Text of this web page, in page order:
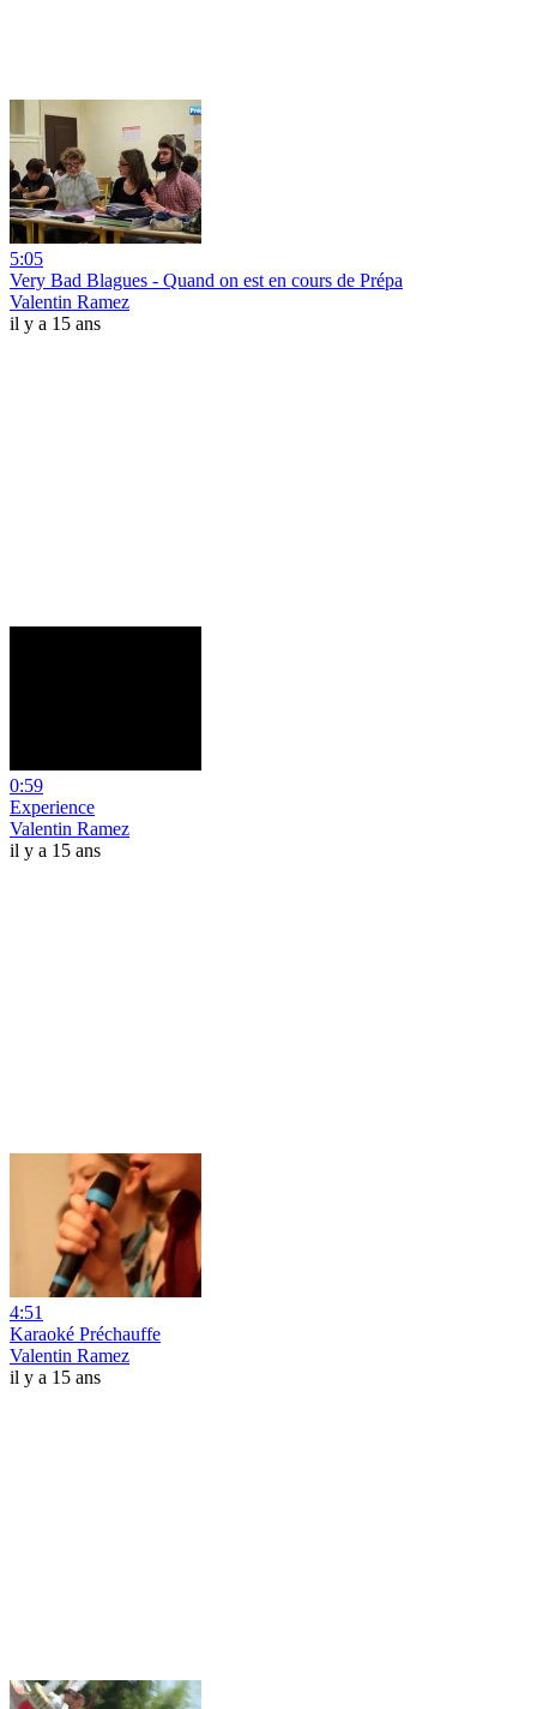
5:05
Very Bad Blagues - Quand on est en cours de Prépa
Valentin Ramez
il y a 15 ans
0:59
Experience
Valentin Ramez
il y a 15 ans
4:51
Karaoké Préchauffe
Valentin Ramez
il y a 15 ans